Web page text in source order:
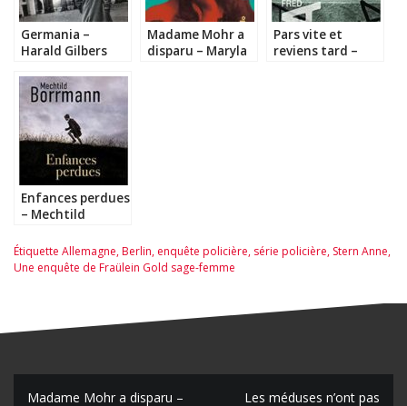
Germania –
Harald Gilbers
Madame Mohr a
disparu – Maryla
Pars vite et
reviens tard –
Enfances perdues
– Mechtild
Étiquette Allemagne,Berlin, enquête policière, série policière, Stern Anne,
Une enquête de Fraülein Gold sage-femme
Madame Mohr a disparu –
Les méduses n’ont pas